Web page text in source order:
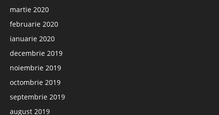
martie 2020
februarie 2020
ianuarie 2020
decembrie 2019
noiembrie 2019
octombrie 2019
septembrie 2019
august 2019